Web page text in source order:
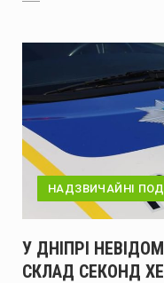
НАДЗВИЧАЙНІ
У ДНІПРІ
СКЛАД СЕКОНД